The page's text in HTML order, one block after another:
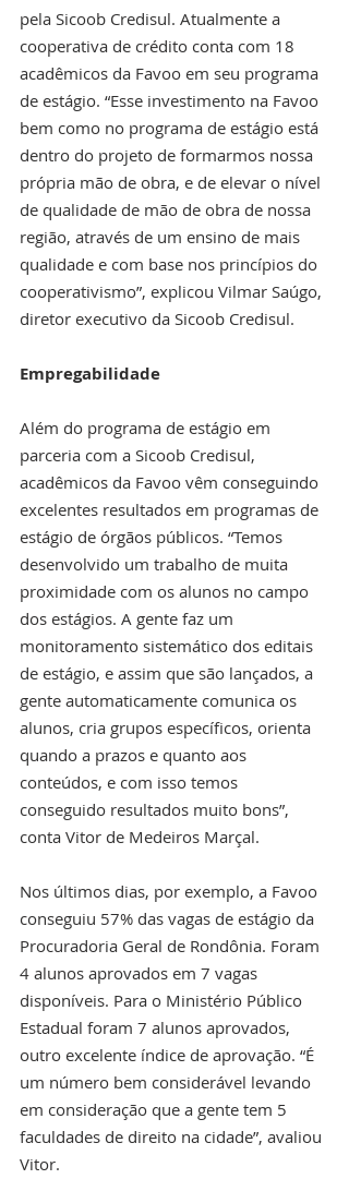
pela Sicoob Credisul. Atualmente a
cooperativa de crédito conta com 18
acadêmicos da Favoo em seu programa
de estágio. “Esse investimento na Favoo
bem como no programa de estágio está
dentro do projeto de formarmos nossa
própria mão de obra, e de elevar o nível
de qualidade de mão de obra de nossa
região, através de um ensino de mais
qualidade e com base nos princípios do
cooperativismo”, explicou Vilmar Saúgo,
diretor executivo da Sicoob Credisul.
Empregabilidade
Além do programa de estágio em
parceria com a Sicoob Credisul,
acadêmicos da Favoo vêm conseguindo
excelentes resultados em programas de
estágio de órgãos públicos. “Temos
desenvolvido um trabalho de muita
proximidade com os alunos no campo
dos estágios. A gente faz um
monitoramento sistemático dos editais
de estágio, e assim que são lançados, a
gente automaticamente comunica os
alunos, cria grupos específicos, orienta
quando a prazos e quanto aos
conteúdos, e com isso temos
conseguido resultados muito bons”,
conta Vitor de Medeiros Marçal.
Nos últimos dias, por exemplo, a Favoo
conseguiu 57% das vagas de estágio da
Procuradoria Geral de Rondônia. Foram
4 alunos aprovados em 7 vagas
disponíveis. Para o Ministério Público
Estadual foram 7 alunos aprovados,
outro excelente índice de aprovação. “É
um número bem considerável levando
em consideração que a gente tem 5
faculdades de direito na cidade”, avaliou
Vitor.